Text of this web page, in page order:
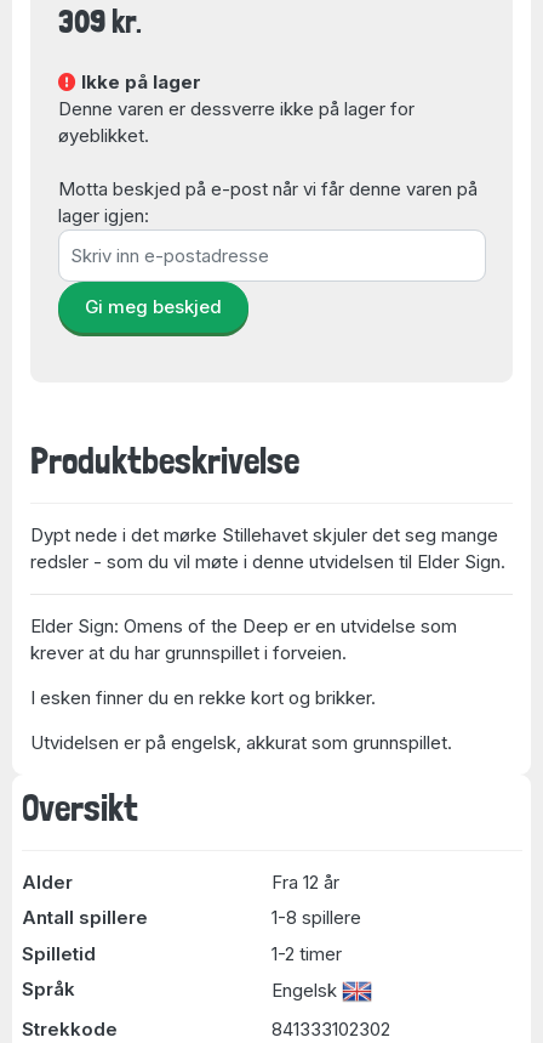
Oversikt
Alder
Fra 12 år
Antall spillere
1-8 spillere
Spilletid
1-2 timer
Språk
Engelsk
Strekkode
841333102302
309 kr.
Ikke på lager
Denne varen er dessverre ikke på lager for
øyeblikket.
Motta beskjed på e-post når vi får denne varen på
lager igjen:
Gi meg beskjed
Produktbeskrivelse
Dypt nede i det mørke Stillehavet skjuler det seg mange
redsler - som du vil møte i denne utvidelsen til Elder Sign.
Elder Sign: Omens of the Deep er en utvidelse som
krever at du har grunnspillet i forveien.
I esken finner du en rekke kort og brikker.
Utvidelsen er på engelsk, akkurat som grunnspillet.